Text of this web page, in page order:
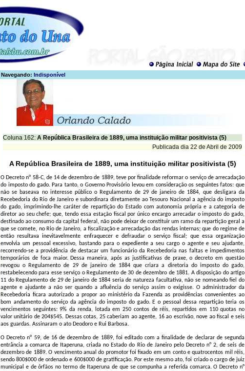
Navegando: Indisponível
Coluna 162: A República Brasileira de 1889, uma instituição militar positivista (5)
Publicada dia 22 de Abril de 2009
A República Brasileira de 1889, uma instituição militar positivista (5)
O Decreto n° 58-C, de 14 de dezembro de 1889, teve por finalidade reformar o serviço de arrecadação
do imposto do gado. Para tanto, o Governo Provisório levou em consideração os seguintes fatos: que
não se baseava no interesse público o Regulamento de 29 de janeiro de 1884, que desligara da
Recebedoria do Rio de Janeiro e subordinara diretamente ao Tesouro Nacional a agência do imposto
do gado, imprimindo-lhe caráter de repartição do Estado com autonomia própria e a categoria de
diretor ao seu chefe; que, tendo essa estação fiscal por único encargo arrecadar o imposto do gado,
destinado ao consumo da capital federal, não pode deixar de constituir um ramo da repartição geral a
que se comete, no Rio de Janeiro, a fiscalização e arrecadação das rendas internas; que do regime de
então resultava inevitavelmente enfraquecer e defraudar o serviço fiscal; que essa organização
envolvia um pessoal excessivo, bastando para o expediente a seu cargo o agente e seu ajudante,
recorrendo-se a providência de destacar um funcionário da Recebedoria nas faltas e impedimentos
temporários de foca maior. Dessa maneira, após as justificativas de praxe, o decreto em questão
revogou o Regulamento de 29 de janeiro de 1884 que criara a diretoria do imposto do gado,
restabelecendo para esse serviço o Regulamento de 30 de dezembro de 1881. A disposição do artigo
11 do Regulamento de 29 de janeiro de 1884 seria de natureza facultativa, não se nomeando fiel do
agente e ajudante a não ser quando a afluência do serviço assim o exigisse. O administrador da
Recebedoria ficara autorizado a propor ao ministério da Fazenda as providências convenientes ao
bom andamento do serviço da agência do imposto do gado. E o pessoal dessa repartição teria os
vencimentos seguintes: 9% da renda, lotada em 250 contos de réis, repartidos em 110 quotas no
valor unitário de 204$545. Dessas cotas, 25 caberiam ao agente, 16 ao escrivão, nove ao fiscal e seis
aos guardas. Assinaram o ato Deodoro e Rui Barbosa.
O Decreto n° 59, de 16 de dezembro de 1889, foi editado com a finalidade de declarar de segunda
entrância a comarca de Itaperuna, criada no Estado do Rio de Janeiro pelo Decreto n° 2, de seis de
dezembro de 1889. O vencimento anual do promotor foi fixado em um conto e quatrocentos mil réis,
sendo 800$000 de ordenado e 600$000 de gratificação. Por este mesmo ato, foi criado o cargo de juiz
municipal e de órfãos no termo de Itaperuna de que se compunha a referida comarca. O Decreto n°